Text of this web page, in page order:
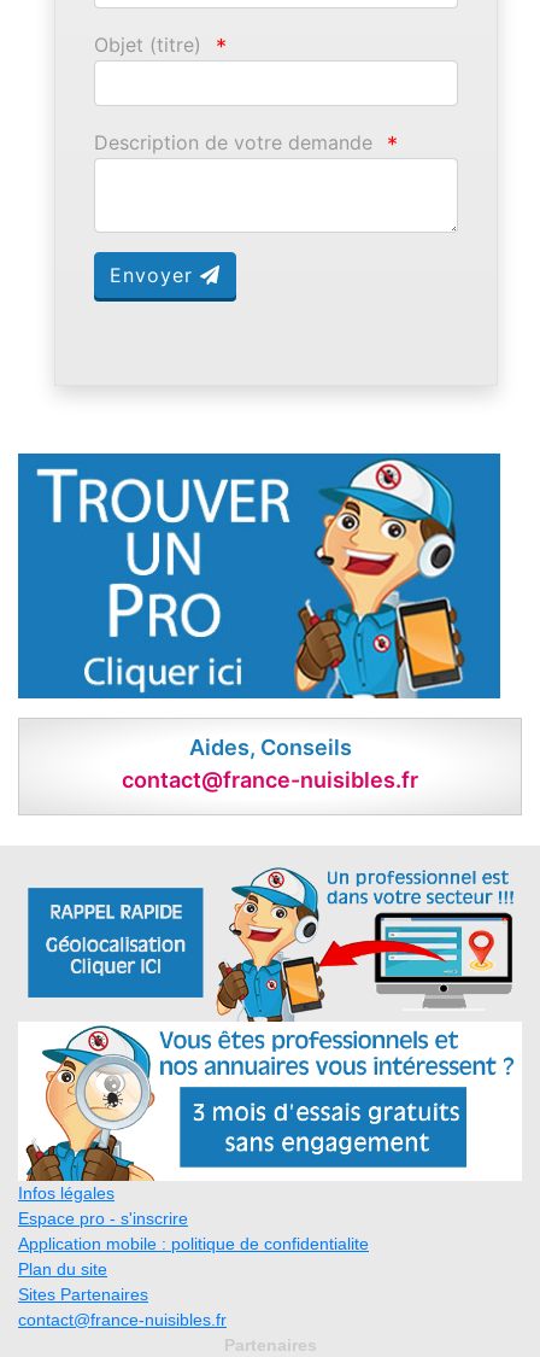
Objet (titre) *
Description de votre demande *
Envoyer
Aides, Conseils
contact@france-nuisibles.fr
Infos légales
Espace pro - s'inscrire
Application mobile : politique de confidentialite
Plan du site
Sites Partenaires
contact@france-nuisibles.fr
Partenaires